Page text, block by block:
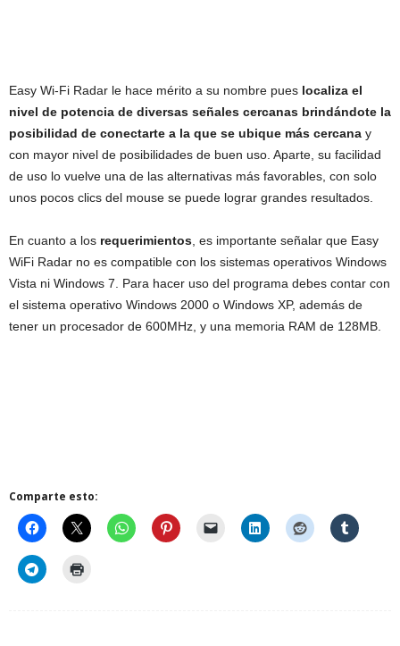
Easy Wi-Fi Radar le hace mérito a su nombre pues localiza el
nivel de potencia de diversas señales cercanas brindándote la
posibilidad de conectarte a la que se ubique más cercana y
con mayor nivel de posibilidades de buen uso. Aparte, su facilidad
de uso lo vuelve una de las alternativas más favorables, con solo
unos pocos clics del mouse se puede lograr grandes resultados.
En cuanto a los requerimientos, es importante señalar que Easy
WiFi Radar no es compatible con los sistemas operativos Windows
Vista ni Windows 7. Para hacer uso del programa debes contar con
el sistema operativo Windows 2000 o Windows XP, además de
tener un procesador de 600MHz, y una memoria RAM de 128MB.
Comparte esto: